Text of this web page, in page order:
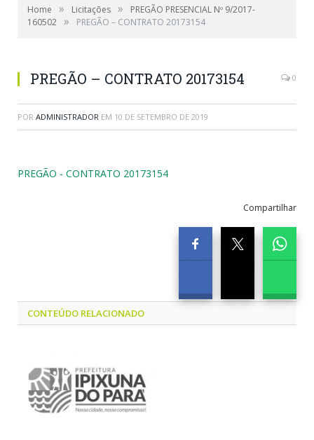
Home » Licitações »
PREGÃO PRESENCIAL Nº 9/2017-
160502 » PREGÃO – CONTRATO 20173154
PREGÃO – CONTRATO 20173154 0
POR ADMINISTRADOR EM 10 DE SETEMBRO DE 2019
PREGÃO - CONTRATO 20173154
Compartilhar
CONTEÚDO RELACIONADO